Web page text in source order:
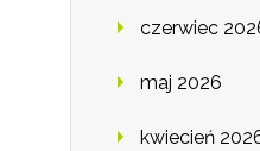
czerwiec
maj 2026
kwiecień